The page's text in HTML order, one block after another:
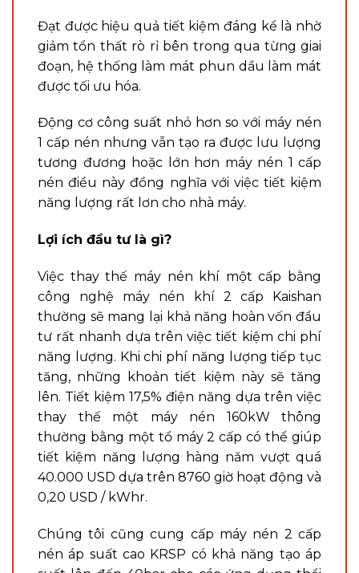
Đạt được hiệu quả tiết kiệm đáng kể là nhờ
giảm tổn thất rò rỉ bên trong qua từng giai
đoạn, hệ thống làm mát phun dầu làm mát
được tối ưu hóa.
Động cơ công suất nhỏ hơn so với máy nén
1 cấp nén nhưng vẫn tạo ra được lưu lượng
tương đương hoặc lớn hơn máy nén 1 cấp
nén điều này đồng nghĩa với việc tiết kiệm
năng lượng rất lơn cho nhà máy.
Lợi ích đầu tư là gì?
Việc thay thế máy nén khí một cấp bằng
công nghệ máy nén khí 2 cấp Kaishan
thường sẽ mang lại khả năng hoàn vốn đầu
tư rất nhanh dựa trên việc tiết kiệm chi phí
năng lượng. Khi chi phí năng lượng tiếp tục
tăng, những khoản tiết kiệm này sẽ tăng
lên. Tiết kiệm 17,5% điện năng dựa trên việc
thay thế một máy nén 160kW thông
thường bằng một tổ máy 2 cấp có thể giúp
tiết kiệm năng lượng hàng năm vượt quá
40.000 USD dựa trên 8760 giờ hoạt động và
0,20 USD / kWhr.
Chúng tôi cũng cung cấp máy nén 2 cấp
nén áp suất cao KRSP có khả năng tạo áp